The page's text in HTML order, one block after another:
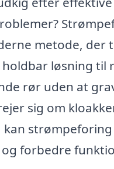
metode, der
løsning til
rør uden at
sig om
kan
forbedre